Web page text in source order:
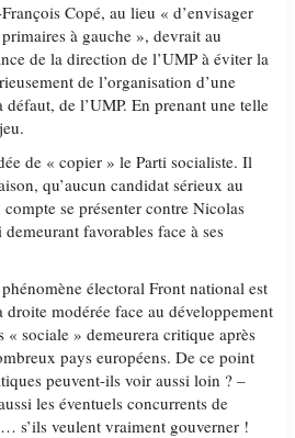
Copé, au lieu « d’envisager
à gauche », devrait au
de la direction de l’UMP à éviter la
de l’organisation d’une
de l’UMP. En prenant une telle
de « copier » le Parti socialiste. Il
qu’aucun candidat sérieux au
se présenter contre Nicolas
favorables face à ses
électoral Front national est
modérée face au développement
« sociale » demeurera critique après
pays européens. De ce point
peuvent-ils voir aussi loin ? –
les éventuels concurrents de
s’ils veulent vraiment gouverner !